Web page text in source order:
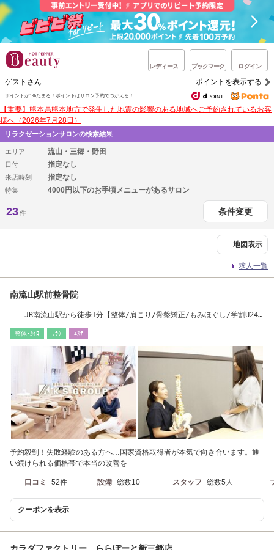
レディース ブックマーク ログイン
ゲストさん ポイントを表示する
ポイントが1%たまる！ ポイントはサロン予約でつかえる！
【重要】熊本県熊本地方で発生した地震の影響のある地域へご予約されているお客
様へ（2026年7月28日）
リラクゼーションサロンの検索結果
エリア 流山・三郷・野田
日付 指定なし
来店時刻 指定なし
特集 4000円以下のお手頃メニューがあるサロン
23件 条件変更
地図表示
求人一覧
南流山駅前整骨院
JR南流山駅から徒歩1分【整体/肩こり/骨盤矯正/もみほぐし/学割U24/
整体･ｶｲﾛ ﾘﾗｸ ｴｽﾃ
予約殺到！失敗経験のある方へ…国家資格取得者が本気で向き合います。通
い続けられる価格帯で本当の改善を
口コミ 52件 設備 総数10 スタッフ 総数5人
クーポンを表示
カラダファクトリー ららぽーと新三郷店